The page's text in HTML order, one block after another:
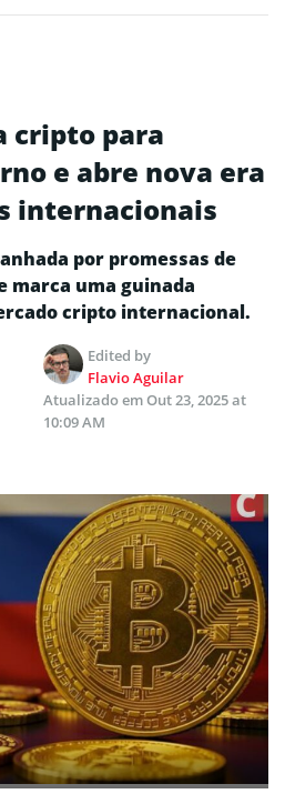
cripto para
e abre nova era
internacionais
por promessas de
marca uma guinada
cripto internacional.
Edited by
Flavio Aguilar
Atualizado emOut 23, 2025 at
10:09 AM